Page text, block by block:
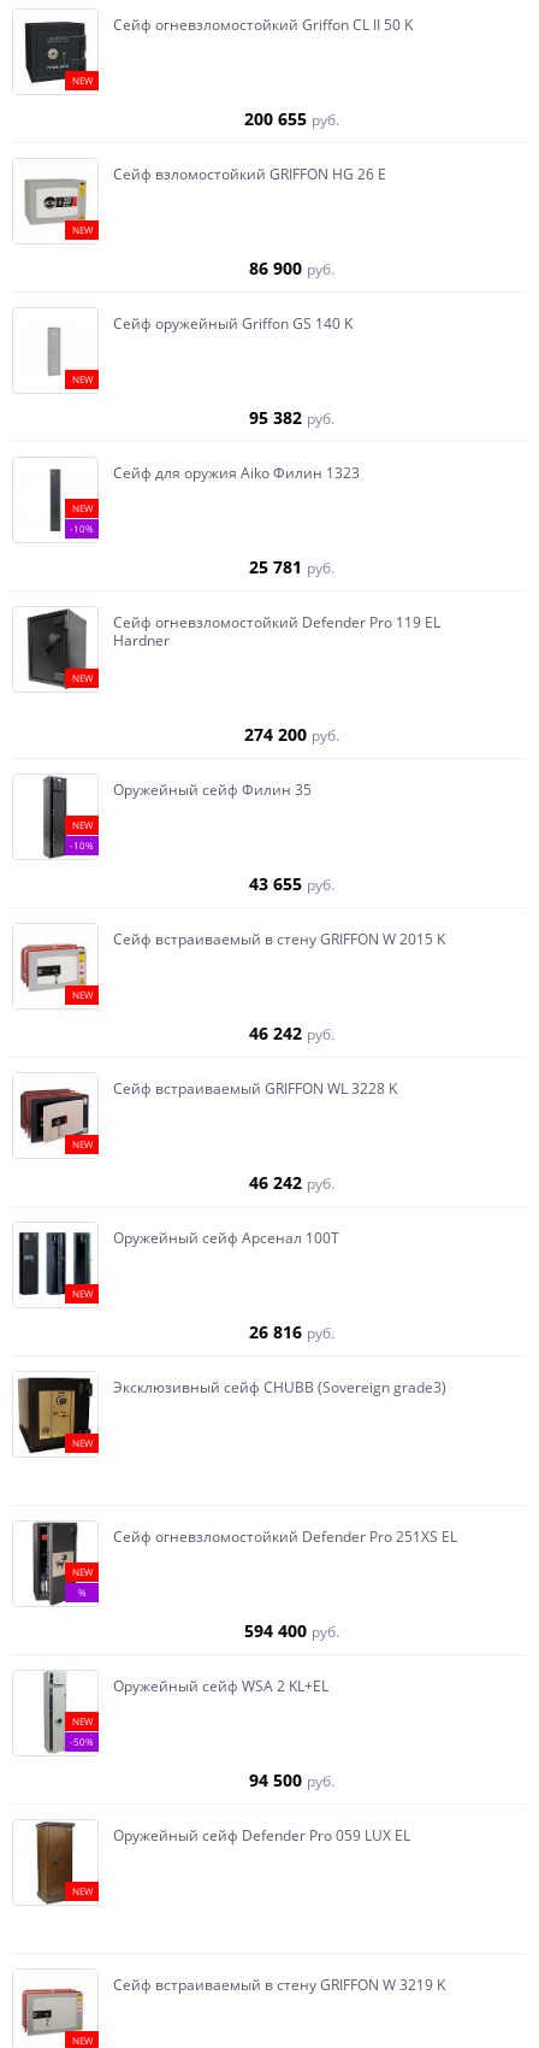
NEW
Сейф огневзломостойкий Griffon CL II 50 K
200 655 руб.
NEW
Сейф взломостойкий GRIFFON HG 26 E
86 900 руб.
NEW
Сейф оружейный Griffon GS 140 K
95 382 руб.
NEW
-10%
Сейф для оружия Aiko Филин 1323
25 781 руб.
NEW
Сейф огневзломостойкий Defender Pro 119 EL
Hardner
274 200 руб.
NEW
-10%
Оружейный сейф Филин 35
43 655 руб.
NEW
Сейф встраиваемый в стену GRIFFON W 2015 K
46 242 руб.
NEW
Сейф встраиваемый GRIFFON WL 3228 K
46 242 руб.
NEW
Оружейный сейф Арсенал 100Т
26 816 руб.
NEW
Эксклюзивный сейф CHUBB (Sovereign grade3)
NEW
%
Сейф огневзломостойкий Defender Pro 251XS EL
594 400 руб.
NEW
-50%
Оружейный сейф WSA 2 KL+EL
94 500 руб.
NEW
Оружейный сейф Defender Pro 059 LUX EL
NEW
Сейф встраиваемый в стену GRIFFON W 3219 K